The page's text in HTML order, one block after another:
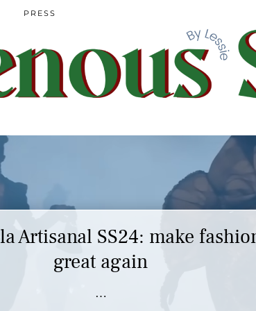
PRESS
Artisanal SS24: make
great again
…